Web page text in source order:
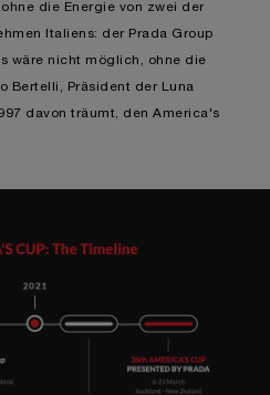
die Energie von zwei der
Italiens: der Prada Group
wäre nicht möglich, ohne die
Bertelli, Präsident der Luna
davon träumt, den America's